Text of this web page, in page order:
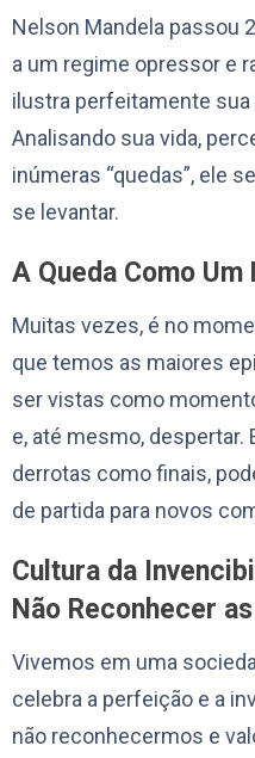
Nelson Mandela passou
a um regime opressor e
ilustra perfeitamente
Analisando sua vida,
inúmeras “quedas”, ele
se levantar.
A Queda Como
Muitas vezes, é no
que temos as maiores
ser vistas como
e, até mesmo, despertar.
derrotas como finais,
de partida para novos
Cultura da
Não Reconhecer
Vivemos em uma
celebra a perfeição e a
não reconhecermos e